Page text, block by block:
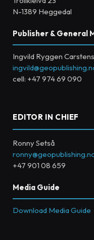
N-1389 Heggedal
Publisher & General
Ingvild Ryggen Carstens
cell: +47 974 69 090
EDITOR IN CHIEF
Ronny Setså
+47 901 08 659
Media Guide
Download Media Guide